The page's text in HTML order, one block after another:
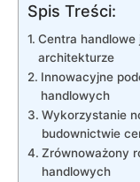
Spis Treści:
Centra handlowe
architekturze
Innowacyjne
handlowych
Wykorzystanie
budownictwie
Zrównoważony
handlowych